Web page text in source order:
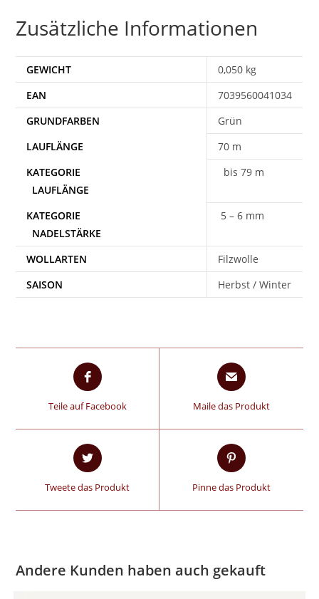
Zusätzliche Informationen
GEWICHT
0,050 kg
EAN
7039560041034
Grün
70 m
bis 79 m
5 – 6 mm
WOLLARTEN
Filzwolle
SAISON
Herbst / Winter
Teile auf Facebook Maile das Produkt
Tweete das Produkt Pinne das Produkt
Andere Kunden haben auch gekauft